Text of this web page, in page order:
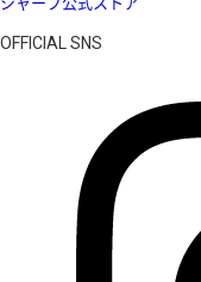
OFFICIAL SNS